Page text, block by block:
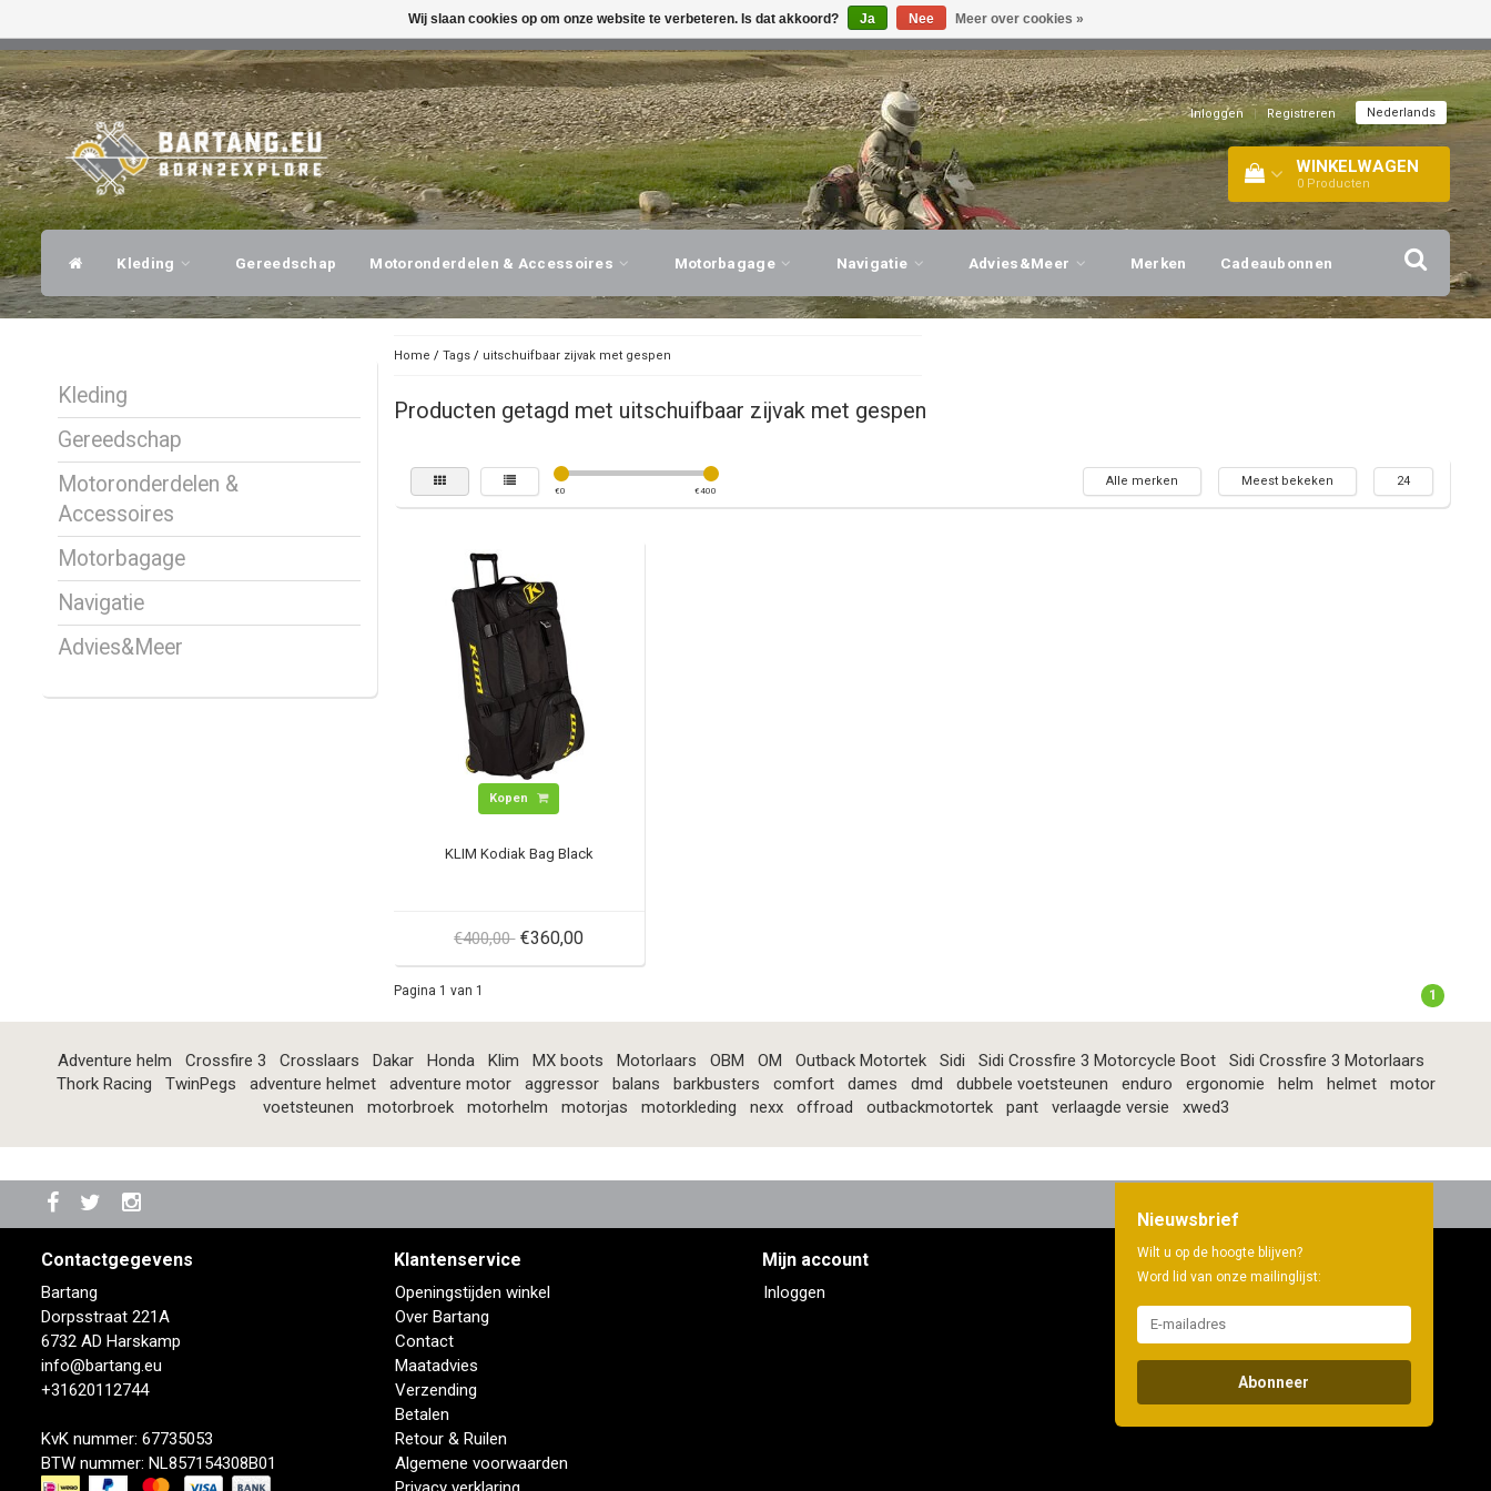
DESKUNDIG ADVIES, PERSOONLIJKE SERVICE! BEZOEK ONZE WINKEL!
Inloggen | Registreren Nederlands
WINKELWAGEN
0 Producten
Kleding Gereedschap Motoronderdelen & Accessoires Motorbagage Navigatie Advies&Meer Merken Cadeaubonnen
Kleding
Gereedschap
Motoronderdelen &
Accessoires
Motorbagage
Navigatie
Advies&Meer
Home / Tags/ uitschuifbaar zijvak met gespen
Producten getagd met uitschuifbaar zijvak met gespen
€0 €400
Alle merken Meest bekeken 24
Kopen
KLIM Kodiak Bag Black
€400,00 €360,00
Pagina 1 van 1 1
Adventure helm Crossfire 3 Crosslaars Dakar Honda Klim MX boots Motorlaars OBM OM Outback Motortek Sidi Sidi Crossfire 3 Motorcycle Boot
Sidi Crossfire 3 Motorlaars
Thork Racing
TwinPegs adventure helmet adventure motor aggressor balans barkbusters comfort dames dmd dubbele voetsteunen enduro ergonomie helm helmet
motor
voetsteunen
motorbroek motorhelm motorjas motorkleding nexx offroad outbackmotortek pant verlaagde versie xwed3
Contactgegevens
Bartang
Dorpsstraat 221A
6732 AD Harskamp
info@bartang.eu
+31620112744
KvK nummer: 67735053
BTW nummer: NL857154308B01
Klantenservice
Openingstijden winkel
Over Bartang
Contact
Maatadvies
Verzending
Betalen
Retour & Ruilen
Algemene voorwaarden
Mijn account
Inloggen
Nieuwsbrief
Wilt u op de hoogte blijven?
Word lid van onze mailinglijst:
Abonneer
Wij slaan cookies op om onze website te verbeteren. Is dat akkoord? Ja Nee Meer over cookies »